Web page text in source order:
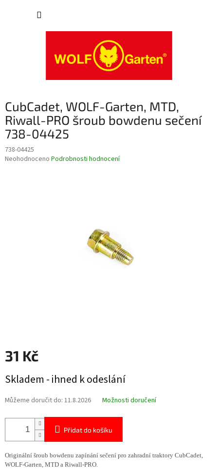
CubCadet, WOLF-Garten, MTD,
Riwall-PRO šroub bowdenu sečení
738-04425
738-04425
Průměrné
Neohodnoceno Podrobnosti hodnocení
31 Kč
cena:
Skladem - ihned k odeslání
Můžeme doručit do: 11.8.2026 Možnosti doručení
Přidat do košíku
Originální šroub bowdenu zapínání sečení pro zahradní traktory CubCadet,
WOLF-Garten, MTD a Riwall-PRO.